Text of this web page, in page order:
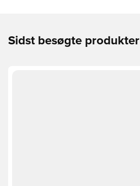
Sidst besøgte produkter